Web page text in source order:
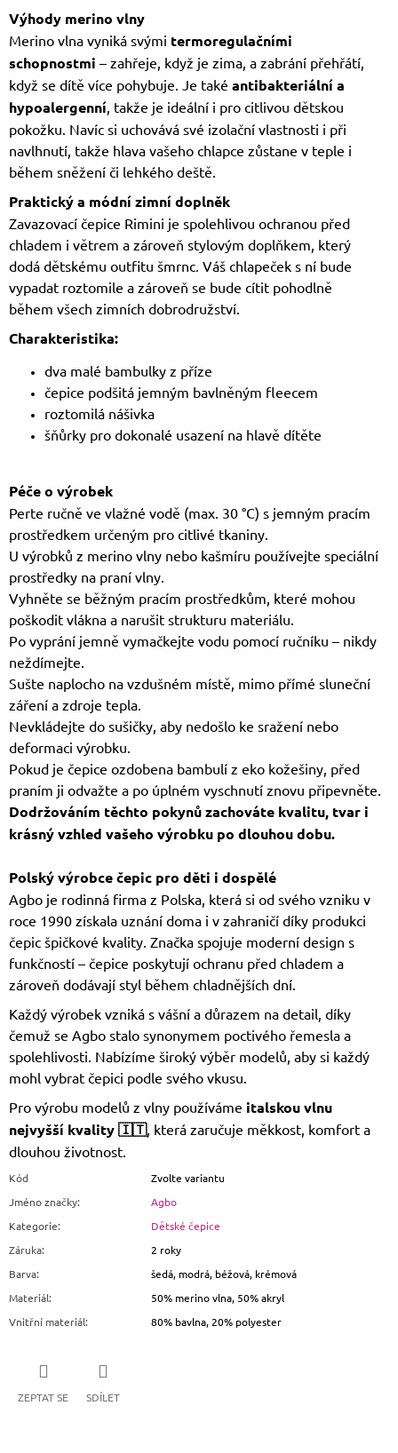
Výhody merino vlny
Merino vlna vyniká svými termoregulačními
schopnostmi – zahřeje, když je zima, a zabrání přehřátí,
když se dítě více pohybuje. Je také antibakteriální a
hypoalergenní, takže je ideální i pro citlivou dětskou
pokožku. Navíc si uchovává své izolační vlastnosti i při
navlhnutí, takže hlava vašeho chlapce zůstane v teple i
během sněžení či lehkého deště.
Praktický a módní zimní doplněk
Zavazovací čepice Rimini je spolehlivou ochranou před
chladem i větrem a zároveň stylovým doplňkem, který
dodá dětskému outfitu šmrnc. Váš chlapeček s ní bude
vypadat roztomile a zároveň se bude cítit pohodlně
během všech zimních dobrodružství.
Charakteristika:
dva malé bambulky z příze
čepice podšitá jemným bavlněným fleecem
roztomilá nášivka
šňůrky pro dokonalé usazení na hlavě dítěte
Péče o výrobek
Perte ručně ve vlažné vodě (max. 30 °C) s jemným pracím
prostředkem určeným pro citlivé tkaniny.
U výrobků z merino vlny nebo kašmíru používejte speciální
prostředky na praní vlny.
Vyhněte se běžným pracím prostředkům, které mohou
poškodit vlákna a narušit strukturu materiálu.
Po vyprání jemně vymačkejte vodu pomocí ručníku – nikdy
neždímejte.
Sušte naplocho na vzdušném místě, mimo přímé sluneční
záření a zdroje tepla.
Nevkládejte do sušičky, aby nedošlo ke sražení nebo
deformaci výrobku.
Pokud je čepice ozdobena bambulí z eko kožešiny, před
praním ji odvažte a po úplném vyschnutí znovu připevněte.
Dodržováním těchto pokynů zachováte kvalitu, tvar i
krásný vzhled vašeho výrobku po dlouhou dobu.
Polský výrobce čepic pro děti i dospělé
Agbo je rodinná firma z Polska, která si od svého vzniku v
roce 1990 získala uznání doma i v zahraničí díky produkci
čepic špičkové kvality. Značka spojuje moderní design s
funkčností – čepice poskytují ochranu před chladem a
zároveň dodávají styl během chladnějších dní.
Každý výrobek vzniká s vášní a důrazem na detail, díky
čemuž se Agbo stalo synonymem poctivého řemesla a
spolehlivosti. Nabízíme široký výběr modelů, aby si každý
mohl vybrat čepici podle svého vkusu.
Pro výrobu modelů z vlny používáme italskou vlnu
nejvyšší kvality 🇮🇹, která zaručuje měkkost, komfort a
dlouhou životnost.
Kód
Zvolte variantu
Jméno značky:
Agbo
Kategorie:
Dětské čepice
Záruka:
2 roky
Barva:
šedá, modrá, béžová, krémová
Materiál:
50% merino vlna, 50% akryl
Vnitřní materiál: 80% bavlna, 20% polyester
ZEPTAT SE SDÍLET